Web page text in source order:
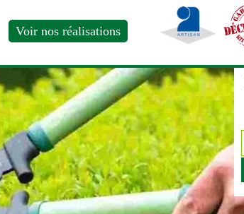
Voir nos réalisations